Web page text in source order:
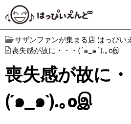
サザンファンが集まる店 はっぴい
喪失感が故に・・・(´๑_๑`).｡oஇ
喪失感が故に・
(´๑_๑`).｡oஇ